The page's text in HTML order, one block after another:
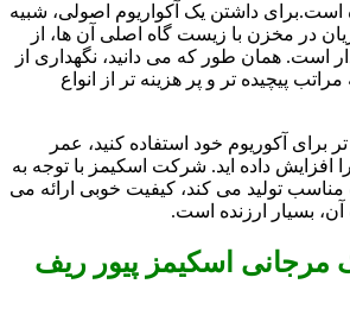
است.برای داشتن یک آکواریوم اصولی، شبیه
در مخزن با زیست گاه اصلی آن ها، از
است. همان طور که می دانید، نگهداری از
پیچیده تر و پر هزینه تر از انواع
برای آکوریوم خود استفاده کنید، عمر
افزایش داده اید. شرکت اسکیمز با توجه به
مناسب تولید می کند، کیفیت خوبی ارائه می
بسیار ارزنده است.
مرجانی اسکیمز پیور ریف